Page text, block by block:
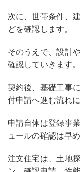
次に、世帯条件、
どを確認します。
そのうえで、設計
確認していきます。
契約後、基礎工事
付申請へ進む流れに
申請自体は登録事
ュールの確認は早
注文住宅は、土地